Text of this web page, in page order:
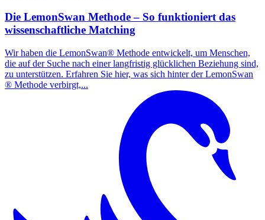
Die LemonSwan Methode – So funktioniert das
wissenschaftliche Matching
Wir haben die LemonSwan® Methode entwickelt, um Menschen,
die auf der Suche nach einer langfristig glücklichen Beziehung sind,
zu unterstützen. Erfahren Sie hier, was sich hinter der LemonSwan
® Methode verbirgt,...